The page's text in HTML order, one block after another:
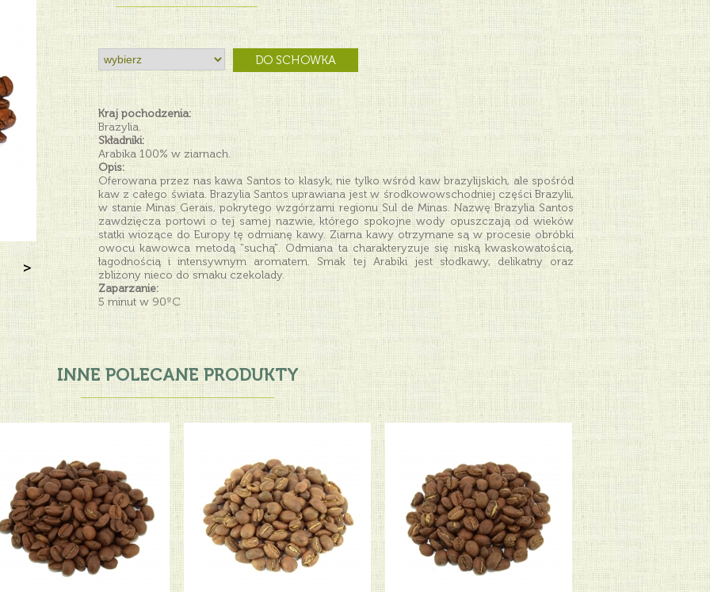
>
DO SCHOWKA
Kraj pochodzenia:
Brazylia.
Składniki:
Arabika 100% w ziarnach.
Opis:
Oferowana przez nas kawa Santos to klasyk, nie tylko wśród kaw brazylijskich, ale spośród
kaw z całego świata. Brazylia Santos uprawiana jest w środkowowschodniej części Brazylii,
w stanie Minas Gerais, pokrytego wzgórzami regionu Sul de Minas. Nazwę Brazylia Santos
zawdzięcza portowi o tej samej nazwie, którego spokojne wody opuszczają od wieków
statki wiozące do Europy tę odmianę kawy. Ziarna kawy otrzymane są w procesie obróbki
owocu kawowca metodą "suchą". Odmiana ta charakteryzuje się niską kwaskowatością,
łagodnością i intensywnym aromatem. Smak tej Arabiki jest słodkawy, delikatny oraz
zbliżony nieco do smaku czekolady.
Zaparzanie:
5 minut w 90ºC
INNE POLECANE PRODUKTY